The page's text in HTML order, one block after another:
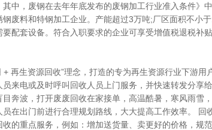
中，废钢在去年年底发布的废钢加工行业准入条件》
废料和特钢加工企业。产能超过3万吨;厂区面积不小
配套设备。符合入职要求的企业可享受增值税退税补
再生资源回收”理念，打造的专为再生资源行业下游用
来电或及时呼叫回收人员上门服务，并快速转发分享
奔波，打开废废回收在家接单，高温酷暑，寒风雨雪
在出门前进行合理规划路线，大大提高工作效率。 回
的重点服务，例如：增加送货量、卖更好的价格，规